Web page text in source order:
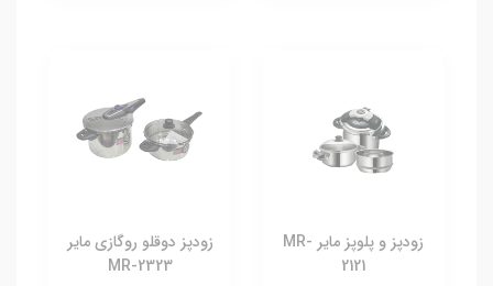
زودپز و پلوپز مایر MR-
2121
زودپز دوقلو روگازی مایر
MR-2323